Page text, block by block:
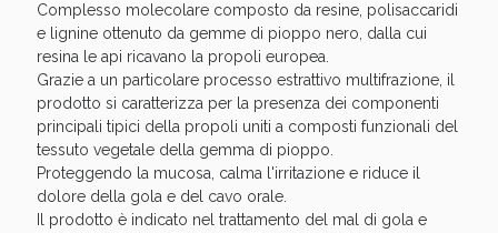
Complesso molecolare composto da resine, polisaccaridi
e lignine ottenuto da gemme di pioppo nero, dalla cui
resina le api ricavano la propoli europea.
Grazie a un particolare processo estrattivo multifrazione, il
prodotto si caratterizza per la presenza dei componenti
principali tipici della propoli uniti a composti funzionali del
tessuto vegetale della gemma di pioppo.
Proteggendo la mucosa, calma l'irritazione e riduce il
dolore della gola e del cavo orale.
Il prodotto è indicato nel trattamento del mal di gola e